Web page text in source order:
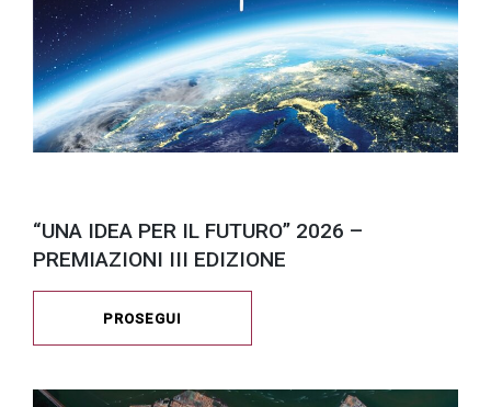
“UNA IDEA PER IL FUTURO” 2026 –
PREMIAZIONI III EDIZIONE
PROSEGUI